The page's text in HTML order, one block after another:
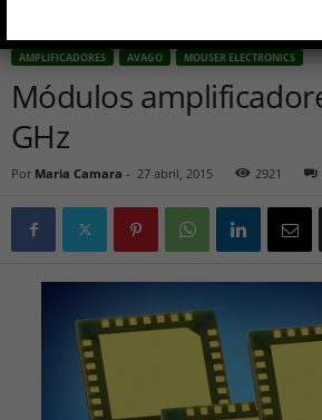
AMPLIFICADORES AVAGO MOUSER ELECTRONICS
Módulos
GHz
Por Maria Camara - 27 abril, 2015 2921